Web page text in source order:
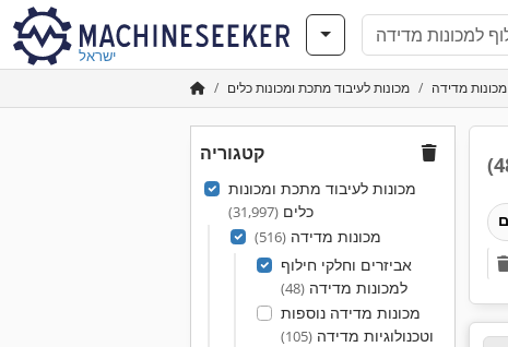
ישראל
מכונות לעיבוד מתכת ומכונות כלים מכונות מדידה
קטגוריה
מכונות לעיבוד מתכת ומכונות
כלים(31,997)
מכונות מדידה(516)
אביזרים וחלקי חילוף
למכונות מדידה(48)
מכונות מדידה נוספות
וטכנולוגיות מדידה(105)